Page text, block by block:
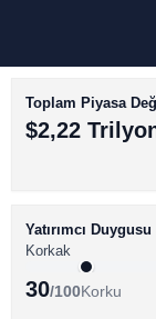
BİTCOİN
ALTCOİN
Toplam Piyasa
$2,22
Yatırımcı Duygusu
Korkak
30/100Korku